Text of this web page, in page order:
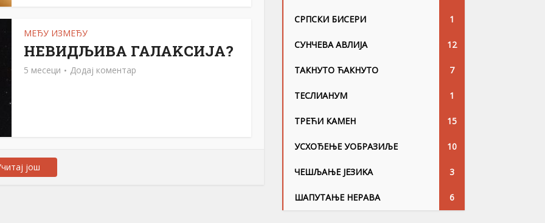
МЕЂУ ИЗМЕЂУ
НЕВИДЉИВА ГАЛАKСИЈА?
5 месеци Додај коментар
још
СРПСКИ БИСЕРИ 1
СУНЧЕВА АВЛИЈА 12
ТАКНУТО ЋАКНУТО 7
ТЕСЛИАНУМ 1
ТРЕЋИ КАМЕН 15
УСХОЂЕЊЕ УОБРАЗИЉЕ 10
ЧЕШЉАЊЕ ЈЕЗИKА 3
ШАПУТАЊЕ НЕРАВА 6